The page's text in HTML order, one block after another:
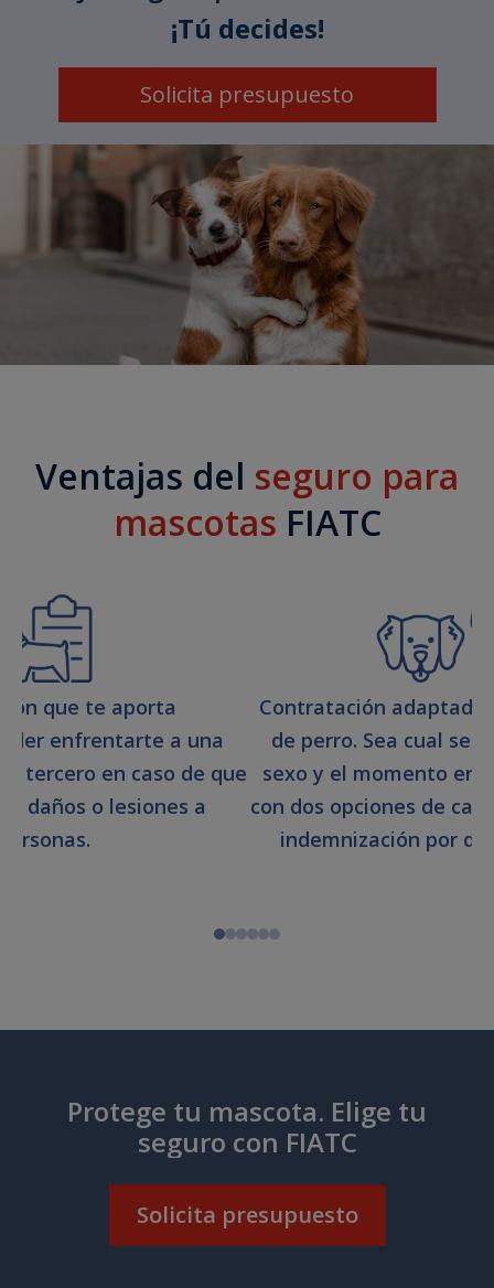
¡Tú decides!
Solicita presupuesto
Ventajas del seguro para
mascotas FIATC
que te aporta
enfrentarte a una
tercero en caso de que
daños o lesiones a
Contratación adaptada
de perro. Sea cual sea
sexo y el momento en
con dos opciones de
indemnización por
Protege tu mascota. Elige tu
seguro con FIATC
Solicita presupuesto